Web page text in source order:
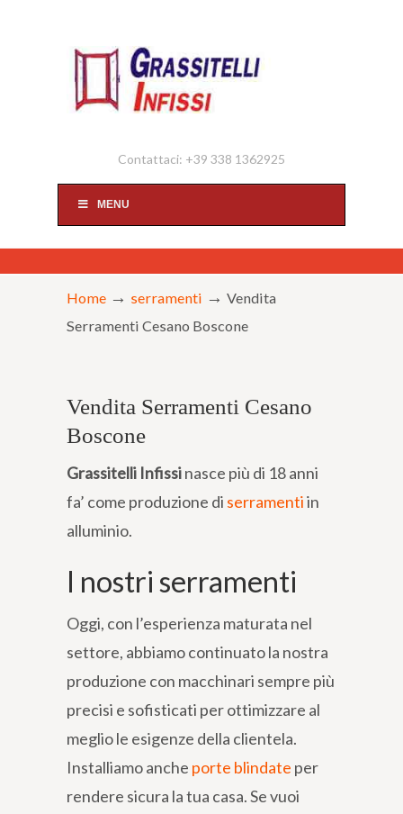
Contattaci: +39 338 1362925
MENU
Home → serramenti → Vendita
Serramenti Cesano Boscone
Vendita Serramenti Cesano
Boscone
Grassitelli Infissinasce più di 18 anni
fa’ come produzione di serramentiin
alluminio.
I nostri serramenti
Oggi, con l’esperienza maturata nel
settore, abbiamo continuato la nostra
produzione con macchinari sempre più
precisi e sofisticati per ottimizzare al
meglio le esigenze della clientela.
Installiamo anche porte blindate per
rendere sicura la tua casa. Se vuoi